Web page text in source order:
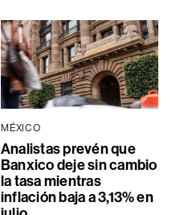
MÉXICO
Analistas prevén que
Banxico deje sin cambio
la tasa mientras
inflación baja a 3,13% en